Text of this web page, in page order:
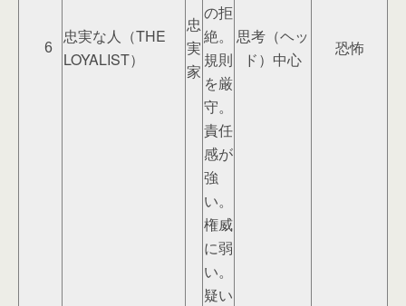
6
忠実な人（THE
LOYALIST）
忠
実
家
の拒
絶。
規則
を厳
守。
責任
感が
強
い。
権威
に弱
い。
疑い
思考（ヘッ
ド）中心
恐怖